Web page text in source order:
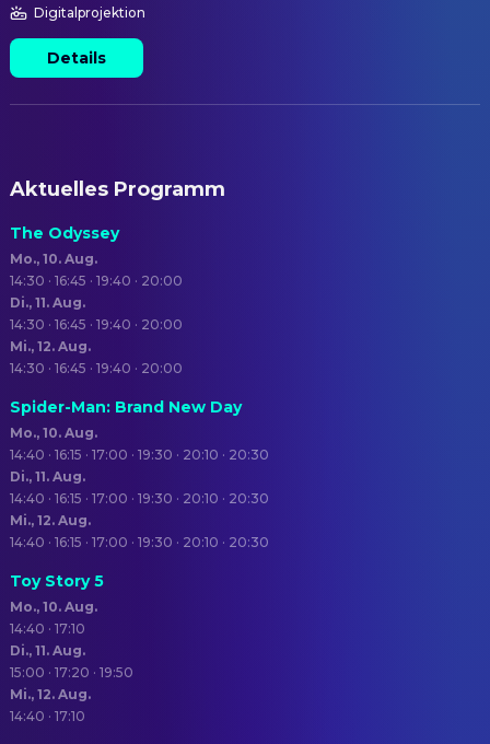
Digitalprojektion
Details
Aktuelles Programm
The Odyssey
Mo., 10. Aug.
14:30 · 16:45 · 19:40 · 20:00
Di., 11. Aug.
14:30 · 16:45 · 19:40 · 20:00
Mi., 12. Aug.
14:30 · 16:45 · 19:40 · 20:00
Spider-Man: Brand New Day
Mo., 10. Aug.
14:40 · 16:15 · 17:00 · 19:30 · 20:10 · 20:30
Di., 11. Aug.
14:40 · 16:15 · 17:00 · 19:30 · 20:10 · 20:30
Mi., 12. Aug.
14:40 · 16:15 · 17:00 · 19:30 · 20:10 · 20:30
Toy Story 5
Mo., 10. Aug.
14:40 · 17:10
Di., 11. Aug.
15:00 · 17:20 · 19:50
Mi., 12. Aug.
14:40 · 17:10